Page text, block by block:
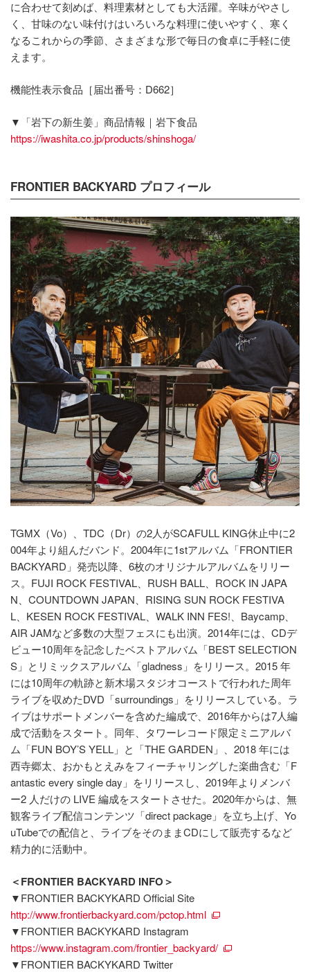
に合わせて刻めば、料理素材としても大活躍。辛味がやさし
く、甘味のない味付けはいろいろな料理に使いやすく、寒く
なるこれからの季節、さまざまな形で毎日の食卓に手軽に使
えます。
機能性表示食品［届出番号：D662］
▼「岩下の新生姜」商品情報｜岩下食品
https://iwashita.co.jp/products/shinshoga/
FRONTIER BACKYARD プロフィール
TGMX（Vo）、TDC（Dr）の2人がSCAFULL KING休止中に2
004年より組んだバンド。2004年に1stアルバム「FRONTIER
BACKYARD」発売以降、6枚のオリジナルアルバムをリリー
ス。FUJI ROCK FESTIVAL、RUSH BALL、ROCK IN JAPA
N、COUNTDOWN JAPAN、RISING SUN ROCK FESTIVA
L、KESEN ROCK FESTIVAL、WALK INN FES!、Baycamp、
AIR JAMなど多数の大型フェスにも出演。2014年には、CDデ
ビュー10周年を記念したベストアルバム「BEST SELECTION
S」とリミックスアルバム「gladness」をリリース。2015 年
には10周年の軌跡と新木場スタジオコーストで行われた周年
ライブを収めたDVD「surroundings」をリリースしている。ラ
イブはサポートメンバーを含めた編成で、2016年からは7人編
成で活動をスタート。同年、タワーレコード限定ミニアルバ
ム「FUN BOY’S YELL」と「THE GARDEN」、2018 年には
西寺郷太、おかもとえみをフィーチャリングした楽曲含む「F
antastic every single day」をリリースし、2019年よりメンバ
ー2 人だけの LIVE 編成をスタートさせた。2020年からは、無
観客ライブ配信コンテンツ「direct package」を立ち上げ、Yo
uTubeでの配信と、ライブをそのままCDにして販売するなど
精力的に活動中。
＜FRONTIER BACKYARD INFO＞
▼FRONTIER BACKYKARD Official Site
http://www.frontierbackyard.com/pctop.html
▼FRONTIER BACKYKARD Instagram
https://www.instagram.com/frontier_backyard/
▼FRONTIER BACKYKARD Twitter